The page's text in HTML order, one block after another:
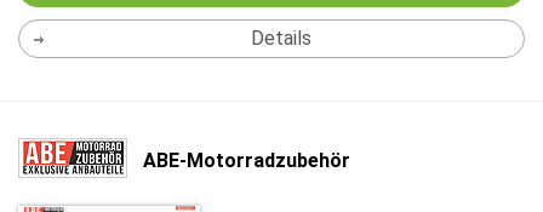
Details
ABE-Motorradzubehör